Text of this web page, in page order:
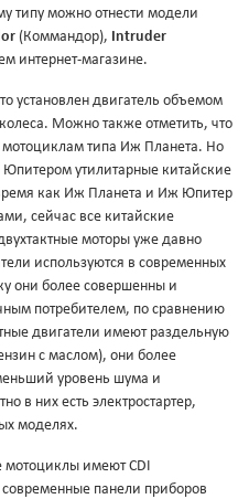
типу можно отнести модели
(Коммандор), Intruder
интернет-магазине.
установлен двигатель объемом
Можно также отметить, что
мотоциклам типа Иж Планета. Но
утилитарные китайские
как Иж Планета и Иж Юпитер
сейчас все китайские
моторы уже давно
используются в современных
они более совершенны и
потребителем, по сравнению
двигатели имеют раздельную
с маслом), они более
уровень шума и
в них есть электростартер,
моделях.
мотоциклы имеют CDI
панели приборов